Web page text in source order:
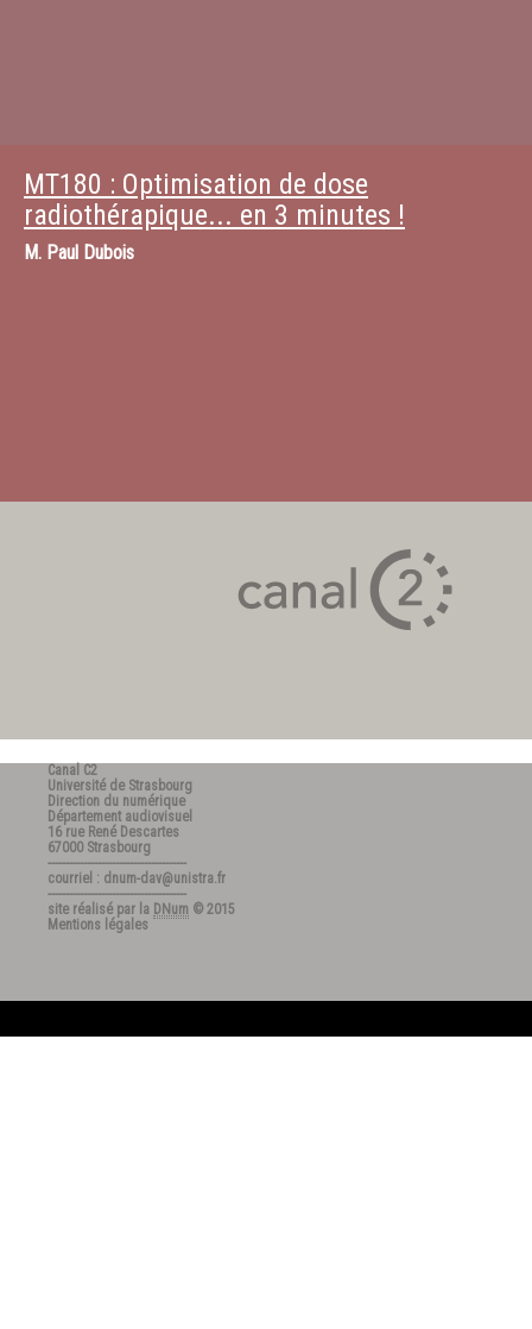
MT180 : Optimisation de dose
radiothérapique... en 3 minutes !
M. Paul Dubois
Canal C2
Université de Strasbourg
Direction du numérique
Département audiovisuel
16 rue René Descartes
67000 Strasbourg
---------------------------------------
courriel : dnum-dav@unistra.fr
---------------------------------------
site réalisé par la DNum © 2015
Mentions légales